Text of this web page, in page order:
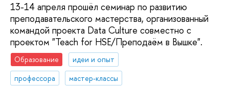
13-14 апреля прошёл семинар по развитию
преподавательского мастерства, организованный
командой проекта Data Culture совместно с
проектом "Teach for HSE/Преподаём в Вышке".
Образование
идеи и опыт
профессора
мастер-классы